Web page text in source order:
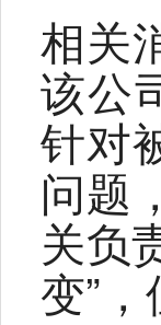
相关
该公
针对
问题
关负
变”